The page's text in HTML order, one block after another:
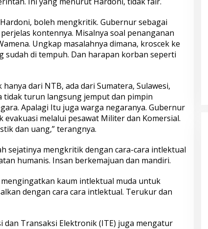
boleh mengkritik. Gubernur sebagai
kontennya. Misalnya soal penanganan
Ungkap masalahnya dimana, kroscek ke
sudah di tempuh. Dan harapan korban seperti
dari NTB, ada dari Sumatera, Sulawesi,
tidak turun langsung jemput dan pimpin
Apalagi Itu juga warga negaranya. Gubernur
melalui pesawat Militer dan Komersial.
dan uang,” terangnya.
sejatinya mengkritik dengan cara-cara intlektual
humanis. Insan berkemajuan dan mandiri.
kaum intlektual muda untuk
dengan cara cara intlektual. Terukur dan
Transaksi Elektronik (ITE) juga mengatur